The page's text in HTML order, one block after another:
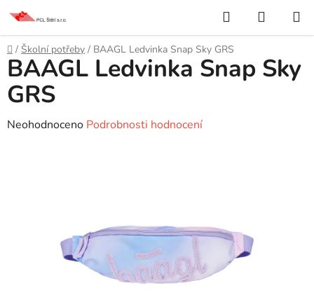
Přejít
obsah
Hledat
KOŠÍK
Domů
/ Školní potřeby / BAAGL Ledvinka Snap Sky GRS
BAAGL Ledvinka Snap Sky
GRS
Průměrné
Neohodnoceno Podrobnosti hodnocení